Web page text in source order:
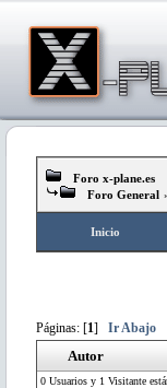
Foro x-plane.es
Foro General
Inicio
Páginas: [1] Ir Abajo
Autor
0 Usuarios y 1 Visitante